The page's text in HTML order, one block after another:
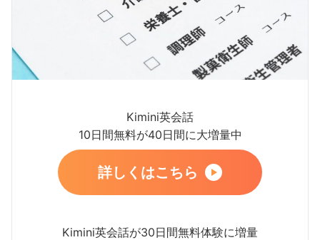
Kimini英会話
10日間無料が40日間に大増量中
詳しくはこちら
Kimini英会話が30日間無料体験に増量